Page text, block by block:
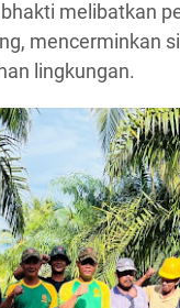
melibatkan
mencerminkan
lingkungan.